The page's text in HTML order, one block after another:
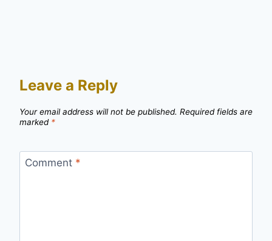
Leave a Reply
Your email address will not be published. Required fields are
marked *
Comment *